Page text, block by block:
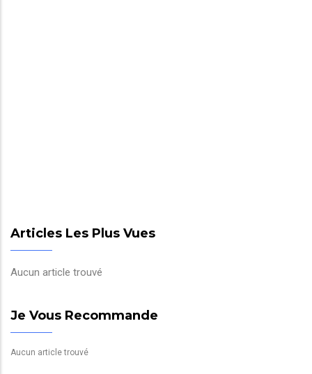
Articles Les Plus Vues
Aucun article trouvé
Je Vous Recommande
Aucun article trouvé